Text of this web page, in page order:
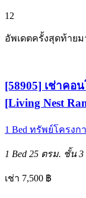
12
อัพเดตครั้งสุดท้ายม
[58905] เช่าคอ
[Living Nest
1 Bed ทรัพย์โครงก
1 Bed 25 ตรม. ชั้น 3
เช่า 7,500 ฿